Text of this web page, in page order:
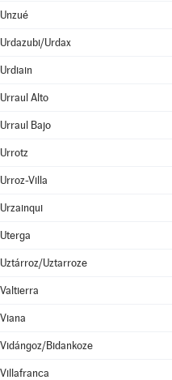
Unzué
Urdazubi/Urdax
Urdiain
Urraul Alto
Urraul Bajo
Urrotz
Urroz-Villa
Urzainqui
Uterga
Uztárroz/Uztarroze
Valtierra
Viana
Vidángoz/Bidankoze
Villafranca